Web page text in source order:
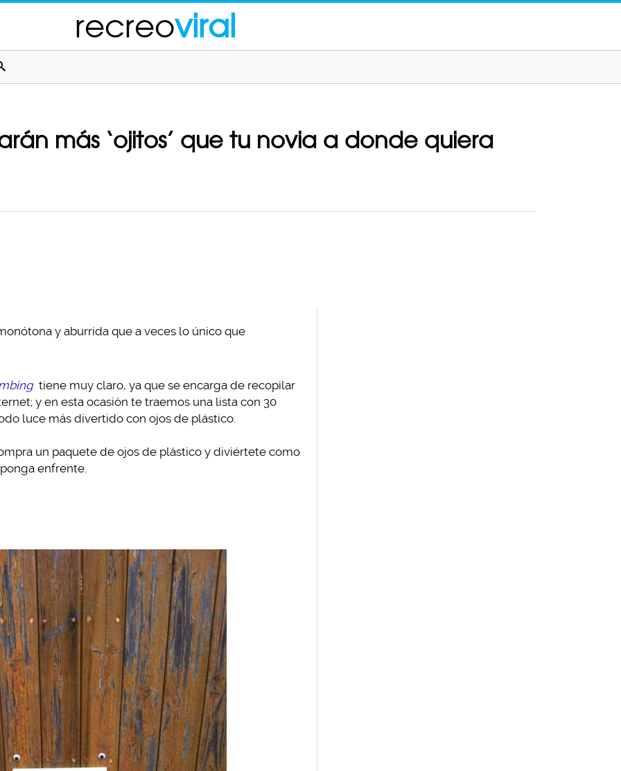
recreoviral
más ‘ojitos’ que tu novia a donde quiera
y aburrida que a veces lo único que
tiene muy claro, ya que se encarga de recopilar
y en esta ocasión te traemos una lista con 30
luce más divertido con ojos de plástico.
un paquete de ojos de plástico y diviértete como
enfrente.